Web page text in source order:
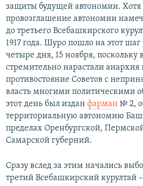
защиты будущей автономии. Хотя
провозглашение автономии
до третьего Всебашкирского
1917 года. Шуро пошло на этот
четыре дня, 15 ноября, поскольку
стремительно нарастали анархия
противостояние Советов с
власть многими политическими
этот день был издан фарман № 2,
территориальную автономию
пределах Оренбургской,
Самарской губерний.
Сразу вслед за этим начались
третий Всебашкирский курултай